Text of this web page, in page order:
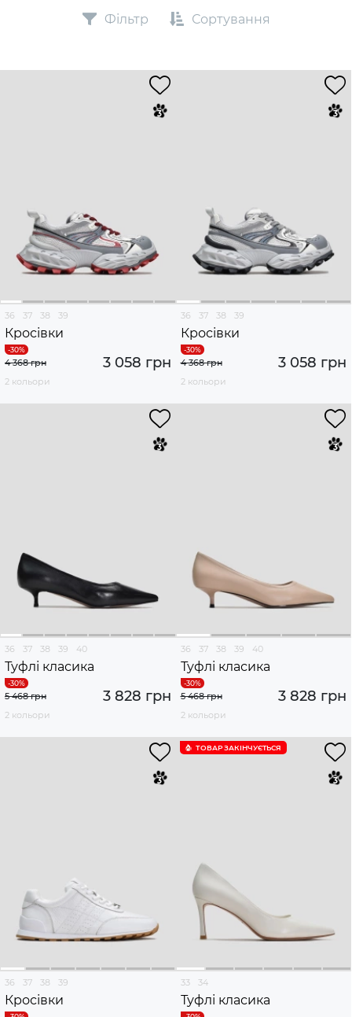
Фільтр Сортування
36 37 38 39
Кросівки
3 058 грн
4 368 грн
2 кольори
36 37 38 39
Кросівки
3 058 грн
4 368 грн
2 кольори
36 37 38 39 40
Туфлі класика
3 828 грн
5 468 грн
2 кольори
36 37 38 39 40
Туфлі класика
3 828 грн
5 468 грн
2 кольори
36 37 38 39
Кросівки
ТОВАР ЗАКІНЧУЄTЬСЯ
33 34
Туфлі класика